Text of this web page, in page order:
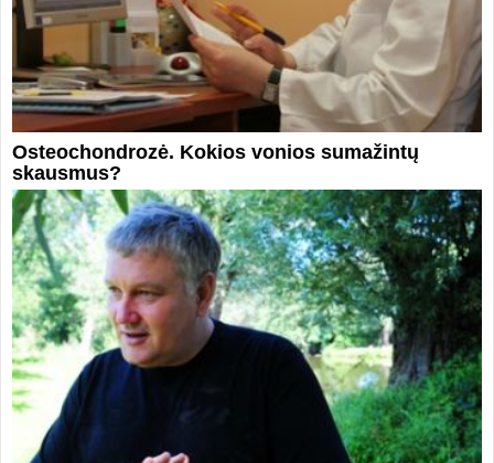
Osteochondrozė. Kokios vonios sumažintų
skausmus?